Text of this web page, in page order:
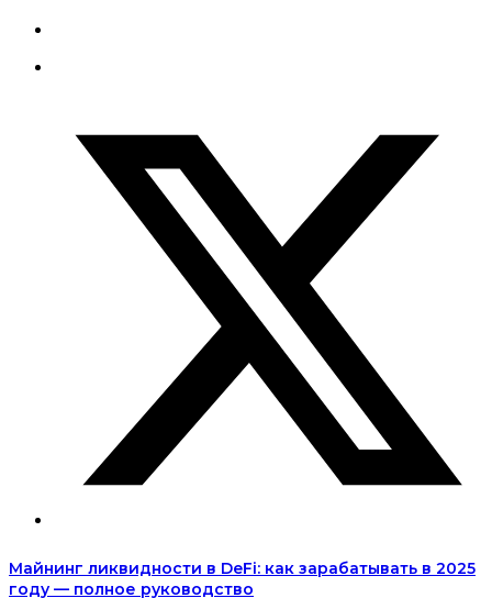
Майнинг ликвидности в DeFi: как зарабатывать в 2025
году — полное руководство